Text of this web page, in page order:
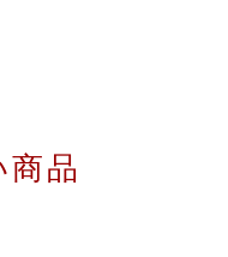
商品